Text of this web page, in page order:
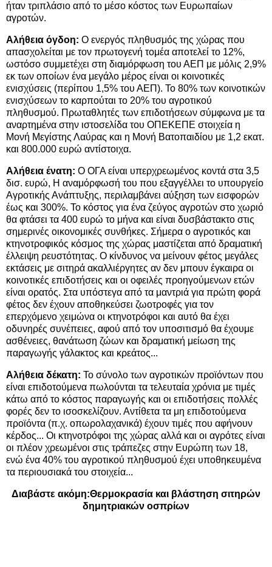
ήταν τριπλάσιο από το μέσο κόστος των Ευρωπαίων
αγροτών.
Αλήθεια όγδοη: Ο ενεργός πληθυσμός της χώρας που
απασχολείται με τον πρωτογενή τομέα αποτελεί το 12%,
ωστόσο συμμετέχει στη διαμόρφωση του ΑΕΠ με μόλις 2,9%
εκ των οποίων ένα μεγάλο μέρος είναι οι κοινοτικές
ενισχύσεις (περίπου 1,5% του ΑΕΠ). Το 80% των κοινοτικών
ενισχύσεων το καρπούται το 20% του αγροτικού
πληθυσμού. Πρωταθλητές των επιδοτήσεων σύμφωνα με τα
αναρτημένα στην ιστοσελίδα του ΟΠΕΚΕΠΕ στοιχεία η
Μονή Μεγίστης Λαύρας και η Μονή Βατοπαιδίου με 1,2 εκατ.
και 800.000 ευρώ αντίστοιχα.
Αλήθεια ένατη: Ο ΟΓΑ είναι υπερχρεωμένος κοντά στα 3,5
δισ. ευρώ, Η αναμόρφωσή του που εξαγγέλλει το υπουργείο
Αγροτικής Ανάπτυξης, περιλαμβάνει αύξηση των εισφορών
έως και 300%. Το κόστος για ένα ζεύγος αγροτών στο χωριό
θα φτάσει τα 400 ευρώ το μήνα και είναι δυσβάστακτο στις
σημερινές οικονομικές συνθήκες. Σήμερα ο αγροτικός και
κτηνοτροφικός κόσμος της χώρας μαστίζεται από δραματική
έλλειψη ρευστότητας. Ο κίνδυνος να μείνουν φέτος μεγάλες
εκτάσεις με σιτηρά ακαλλιέργητες αν δεν μπουν έγκαιρα οι
κοινοτικές επιδοτήσεις και οι οφειλές προηγούμενων ετών
είναι ορατός. Στα υπόστεγα από τα μαντριά για πρώτη φορά
φέτος δεν έχουν αποθηκεύσει ζωοτροφές για τον
επερχόμενο χειμώνα οι κτηνοτρόφοι και αυτό θα έχει
οδυνηρές συνέπειες, αφού από τον υποσιτισμό θα έχουμε
ασθένειες, θανάτωση ζώων και δραματική μείωση της
παραγωγής γάλακτος και κρεάτος...
Αλήθεια δέκατη: Το σύνολο των αγροτικών προϊόντων που
είναι επιδοτούμενα πωλούνται τα τελευταία χρόνια με τιμές
κάτω από το κόστος παραγωγής και οι επιδοτήσεις πολλές
φορές δεν το ισοσκελίζουν. Αντίθετα τα μη επιδοτούμενα
προϊόντα (π.χ. οπωρολαχανικά) έχουν τιμές που αφήνουν
κέρδος... Οι κτηνοτρόφοι της χώρας αλλά και οι αγρότες είναι
οι πλέον χρεωμένοι στις τράπεζες στην Ευρώπη των 18,
ενώ ένα 40% του αγροτικού πληθυσμού έχει υποθηκευμένα
τα περιουσιακά του στοιχεία...
Διαβάστε ακόμη:Θερμοκρασία και βλάστηση σιτηρών
δημητριακών οσπρίων